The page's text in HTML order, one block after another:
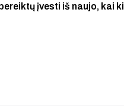
įvesti iš naujo, kai